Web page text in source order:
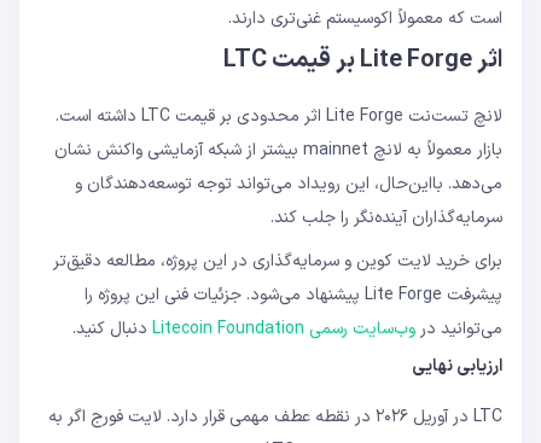
است که معمولاً اکوسیستم غنی‌تری دارند.
اثر Lite Forge بر قیمت LTC
لانچ تست‌نت Lite Forge اثر محدودی بر قیمت LTC داشته است.
بازار معمولاً به لانچ mainnet بیشتر از شبکه آزمایشی واکنش نشان
می‌دهد. بااین‌حال، این رویداد می‌تواند توجه توسعه‌دهندگان و
سرمایه‌گذاران آینده‌نگر را جلب کند.
برای خرید لایت ‌کوین و سرمایه‌گذاری در این پروژه، مطالعه دقیق‌تر
پیشرفت Lite Forge پیشنهاد می‌شود. جزئیات فنی این پروژه را
می‌توانید در وب‌سایت رسمی Litecoin Foundation
دنبال کنید.
ارزیابی نهایی
LTC در آوریل ۲۰۲۶ در نقطه عطف مهمی قرار دارد. لایت فورج اگر به